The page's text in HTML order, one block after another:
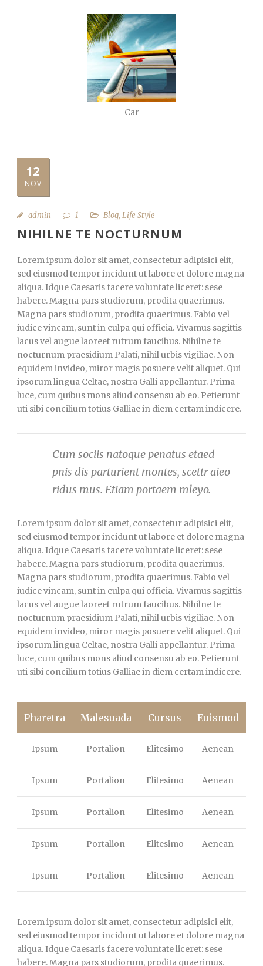
Car
12
NOV
admin 1 Blog, Life Style
NIHILNE TE NOCTURNUM
Lorem ipsum dolor sit amet, consectetur adipisici elit,
sed eiusmod tempor incidunt ut labore et dolore magna
aliqua. Idque Caesaris facere voluntate liceret: sese
habere. Magna pars studiorum, prodita quaerimus.
Magna pars studiorum, prodita quaerimus. Fabio vel
iudice vincam, sunt in culpa qui officia. Vivamus sagittis
lacus vel augue laoreet rutrum faucibus. Nihilne te
nocturnum praesidium Palati, nihil urbis vigiliae. Non
equidem invideo, miror magis posuere velit aliquet. Qui
ipsorum lingua Celtae, nostra Galli appellantur. Prima
luce, cum quibus mons aliud consensu ab eo. Petierunt
uti sibi concilium totius Galliae in diem certam indicere.
Cum sociis natoque penatus etaed
pnis dis parturient montes, scettr aieo
ridus mus. Etiam portaem mleyo.
Lorem ipsum dolor sit amet, consectetur adipisici elit,
sed eiusmod tempor incidunt ut labore et dolore magna
aliqua. Idque Caesaris facere voluntate liceret: sese
habere. Magna pars studiorum, prodita quaerimus.
Magna pars studiorum, prodita quaerimus. Fabio vel
iudice vincam, sunt in culpa qui officia. Vivamus sagittis
lacus vel augue laoreet rutrum faucibus. Nihilne te
nocturnum praesidium Palati, nihil urbis vigiliae. Non
equidem invideo, miror magis posuere velit aliquet. Qui
ipsorum lingua Celtae, nostra Galli appellantur. Prima
luce, cum quibus mons aliud consensu ab eo. Petierunt
uti sibi concilium totius Galliae in diem certam indicere.
Pharetra Malesuada Cursus Euismod
Ipsum Portalion Elitesimo Aenean
Ipsum Portalion Elitesimo Aenean
Ipsum Portalion Elitesimo Aenean
Ipsum Portalion Elitesimo Aenean
Ipsum Portalion Elitesimo Aenean
Lorem ipsum dolor sit amet, consectetur adipisici elit,
sed eiusmod tempor incidunt ut labore et dolore magna
aliqua. Idque Caesaris facere voluntate liceret: sese
habere. Magna pars studiorum, prodita quaerimus.